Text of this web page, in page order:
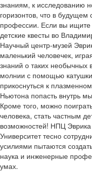
знаниям, к исследованию
горизонтов, что в
профессии. Если вы ищите
детские квесты во
Научный центр-музей
маленький человечек,
знаний о таких
молнии с помощью
прикоснуться к
Ньютона попасть внутрь
Кроме того, можно
человека, стать частным
возможностей! НПЦ
Университет тесно
усилиями пытаются
наука и инженерные
умах.